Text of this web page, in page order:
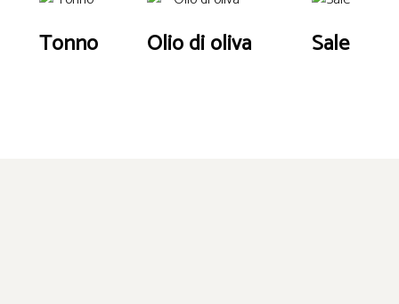
Tonno Olio di oliva Sale